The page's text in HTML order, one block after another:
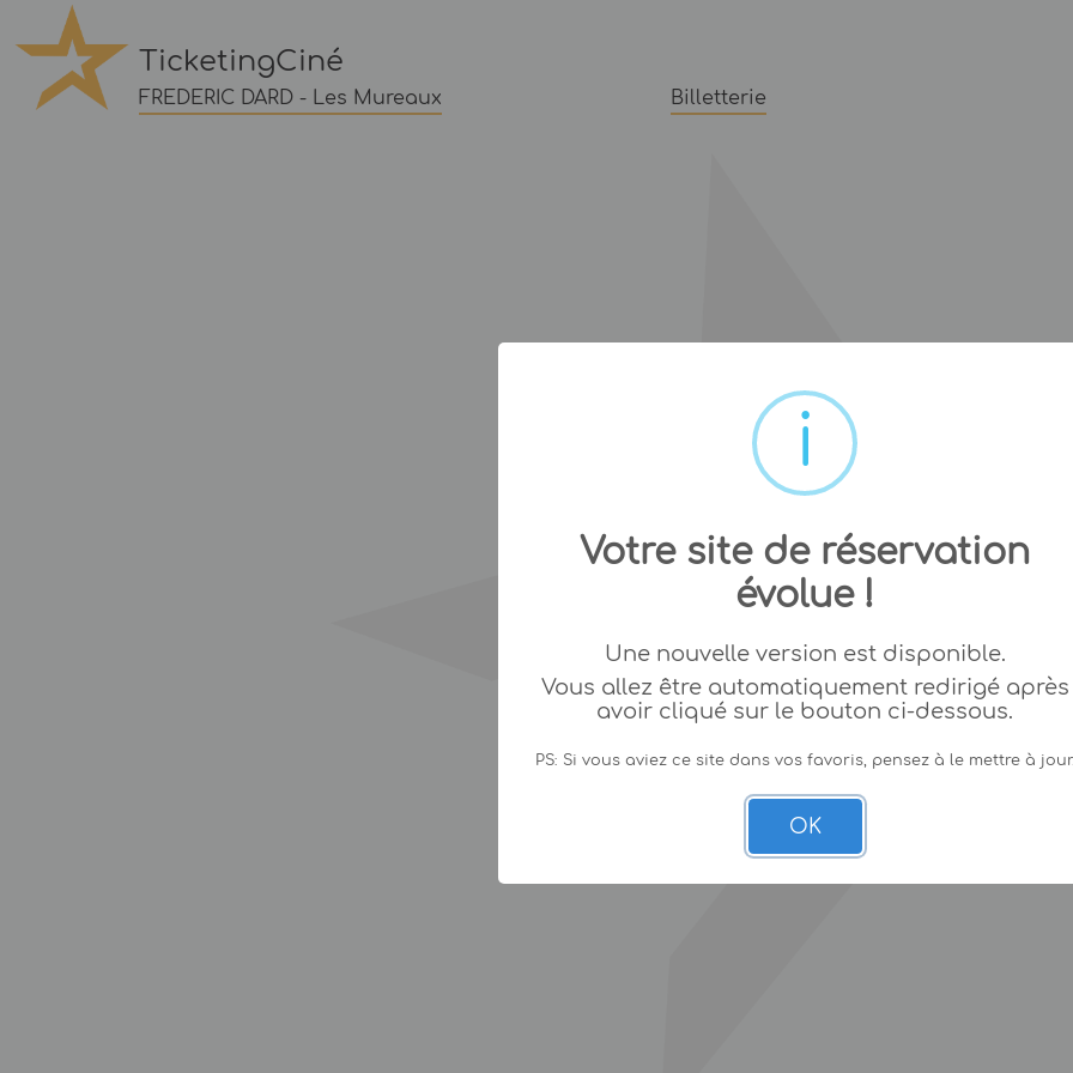
TicketingCiné
FREDERIC DARD - Les Mureaux Billetterie
Votre site de réservation
évolue !
Une nouvelle version est disponible.
Vous allez être automatiquement redirigé après
avoir cliqué sur le bouton ci-dessous.
PS: Si vous aviez ce site dans vos favoris, pensez à le mettre à
OK